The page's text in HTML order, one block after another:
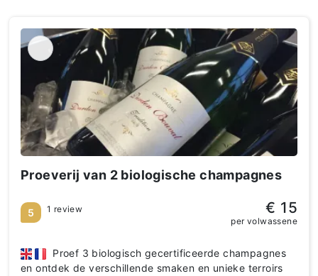
Proeverij van 2 biologische champagnes
Proef 3 biologisch gecertificeerde champagnes
en ontdek de verschillende smaken en unieke terroirs
5 1 review € 15
per volwassene